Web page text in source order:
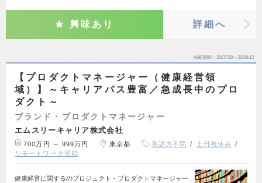
興味あり 詳細へ
掲載期間 26/07/30～26/08/12
【プロダクトマネージャー（健康経営領
域）】～キャリアパス豊富／急成長中のプロ
ダクト～
ブランド・プロダクトマネージャー
エムスリーキャリア株式会社
700万円 ～ 999万円 東京都 英語力不問
土日祝休み
リモートワーク可能
健康経営に関するのプロジェクト・プロダクトマネージャー